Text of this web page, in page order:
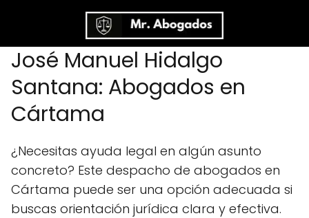
José Manuel Hidalgo
Santana: Abogados en
Cártama
¿Necesitas ayuda legal en algún asunto
concreto? Este despacho de abogados en
Cártama puede ser una opción adecuada si
buscas orientación jurídica clara y efectiva.